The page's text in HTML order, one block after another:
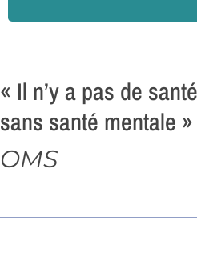
« Il n’y a pas de santé
sans santé mentale »
OMS